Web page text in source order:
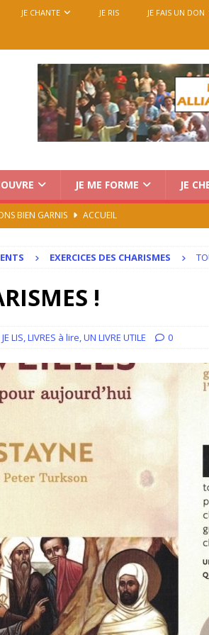
JE CHANTE JE RIS JE FAIS UN DON
JE ME FORME JE
BIEN GARNIS
ACCUEIL
européenne des groupes de prière, du 14
devient prière
ACCUEIL
eu la grâce d’être visité par Dieu”
EXERCICES DES CHARISMES
!
JE LIS,LIVRES à lire,UN LIVRE UTILE 0